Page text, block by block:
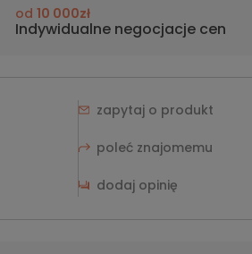
od10 000zł
Indywidualne negocjacje cen
zapytaj o produkt
poleć znajomemu
dodaj opinię